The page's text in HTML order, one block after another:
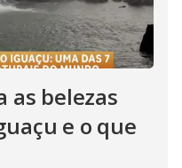
as belezas
e o que